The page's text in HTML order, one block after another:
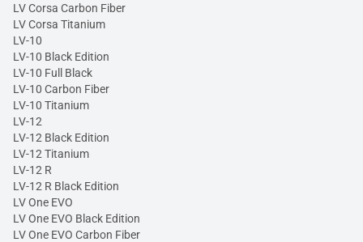
LV Corsa Carbon Fiber
LV Corsa Titanium
LV-10
LV-10 Black Edition
LV-10 Full Black
LV-10 Carbon Fiber
LV-10 Titanium
LV-12
LV-12 Black Edition
LV-12 Titanium
LV-12 R
LV-12 R Black Edition
LV One EVO
LV One EVO Black Edition
LV One EVO Carbon Fiber